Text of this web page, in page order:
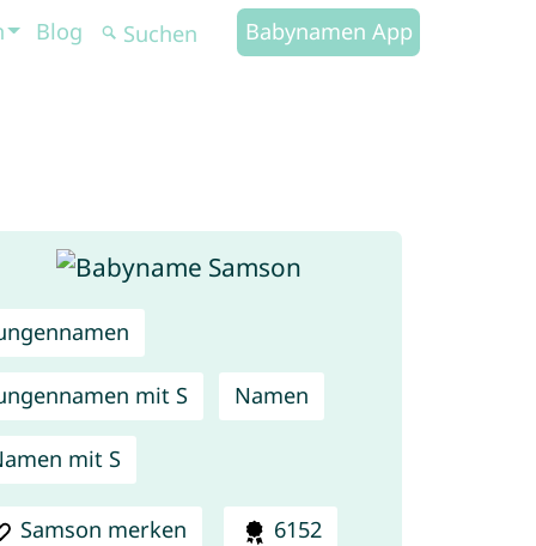
Blog Babynamen App
mit S Namen
mit S
Samson merken 6152